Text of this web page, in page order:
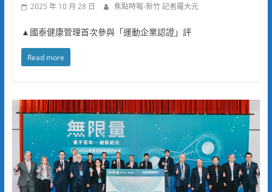
2025 年 10 月 28 日 焦點時報-新竹 記者羅大元
▲國泰健康管理首次參與「運動企業認證」評
Read more